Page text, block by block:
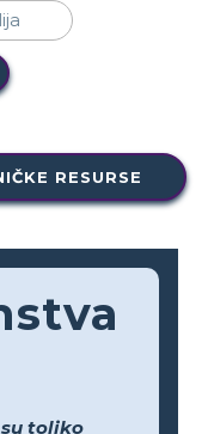
RESURSE
toliko